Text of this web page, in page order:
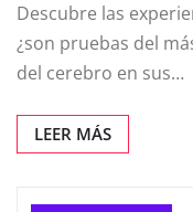
Descubre las
¿son pruebas del
del cerebro en sus…
LEER MÁS